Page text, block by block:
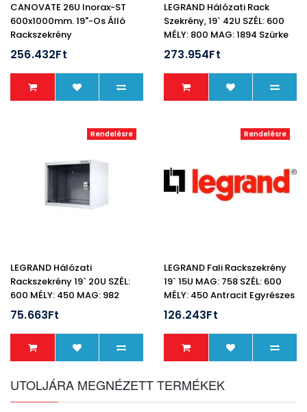
CANOVATE 26U Inorax-ST
600x1000mm. 19"-Os Álló
Rackszekrény
256.432Ft
LEGRAND Hálózati Rack
Szekrény, 19` 42U SZÉL: 600
MÉLY: 800 MAG: 1894 Szürke
Szimpla Üvegajtó /
Kidönthető Hátlap
273.954Ft
Rendelésre
LEGRAND Hálózati
Rackszekrény 19` 20U SZÉL:
600 MÉLY: 450 MAG: 982
Szürke Egyrészes Üvegajtós
Készre Szerelt MAX: 65 Kg
75.663Ft
Rendelésre
LEGRAND Fali Rackszekrény
19` 15U MAG: 758 SZÉL: 600
MÉLY: 450 Antracit Egyrészes
Üvegajtós Lapraszerelt MAX:
45 Kg Lin
126.243Ft
UTOLJÁRA MEGNÉZETT TERMÉKEK